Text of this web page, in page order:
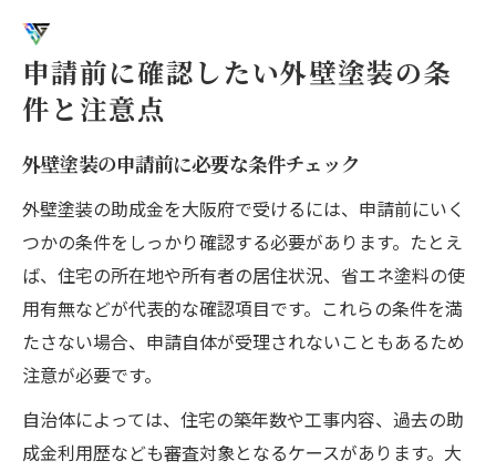
申請前に確認したい外壁塗装の条
件と注意点
外壁塗装の申請前に必要な条件チェック
外壁塗装の助成金を大阪府で受けるには、申請前にいく
つかの条件をしっかり確認する必要があります。たとえ
ば、住宅の所在地や所有者の居住状況、省エネ塗料の使
用有無などが代表的な確認項目です。これらの条件を満
たさない場合、申請自体が受理されないこともあるため
注意が必要です。
自治体によっては、住宅の築年数や工事内容、過去の助
成金利用歴なども審査対象となるケースがあります。大